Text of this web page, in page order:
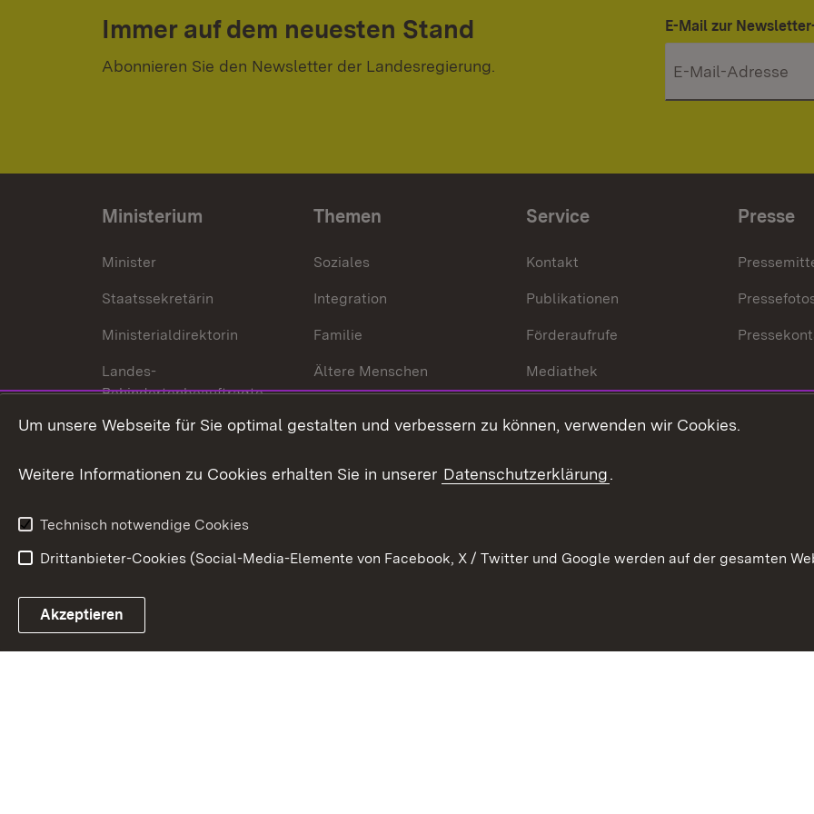
Immer auf dem neuesten Stand
Abonnieren Sie den Newsletter der Landesregierung.
E-Mail zur
Ministerium
Minister
Staatssekretärin
Ministerialdirektorin
Landes-
Behindertenbeauftragte
Bürgerreferent
Karriere
Themen
Soziales
Integration
Familie
Ältere Menschen
Behinderungen
Bürgerengagement
Service
Kontakt
Publikationen
Förderaufrufe
Mediathek
Presse
Link zum Landesportal
Um unsere Webseite für Sie optimal gestalten und verbessern zu können, verwenden wir Cookies.
Weitere Informationen zu Cookies erhalten Sie in unserer Datenschutzerklärung.
Technisch notwendige Cookies
Drittanbieter-Cookies (Social-Media-Elemente von Facebook, X / Twitter und Google werden auf der gesamten
Akzeptieren